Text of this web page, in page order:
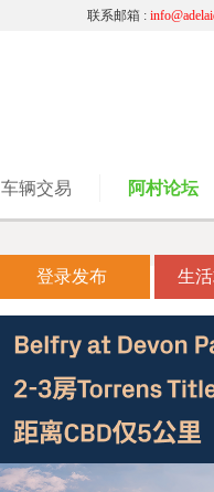
联系邮箱 :
车辆交易 阿村论坛
登录发布 生